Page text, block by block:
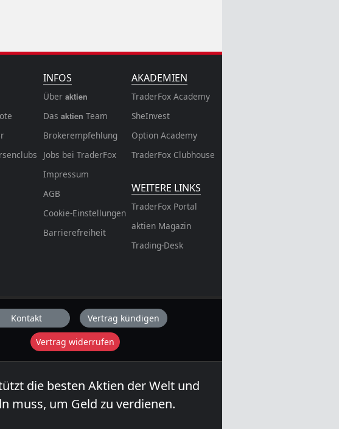
INFOS
Über aktien
Das aktien Team
Brokerempfehlung
Jobs bei TraderFox
Impressum
AGB
Cookie-Einstellungen
Barrierefreiheit
AKADEMIEN
TraderFox Academy
SheInvest
Option Academy
TraderFox Clubhouse
WEITERE LINKS
TraderFox Portal
aktien Magazin
Trading-Desk
Kontakt Vertrag kündigen
Vertrag widerrufen
die besten Aktien der Welt und
muss, um Geld zu verdienen.